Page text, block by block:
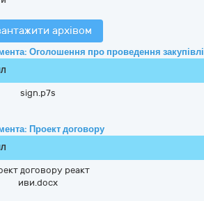
архівом
Оголошення про проведення закупівлі
sign.p7s
Проект договору
договору реакт
иви.docx